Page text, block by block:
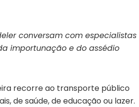
conversam com especialistas
importunação e do assédio
recorre ao transporte público
de saúde, de educação ou lazer.